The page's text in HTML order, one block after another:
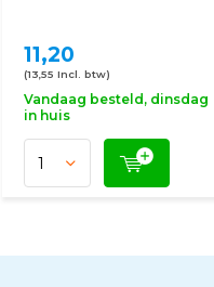
11,20
(13,55 Incl. btw)
Vandaag besteld, dinsdag
in huis